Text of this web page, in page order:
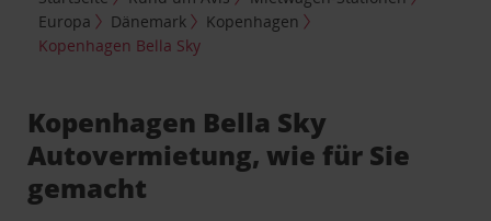
Europa
Dänemark
Kopenhagen
Kopenhagen Bella Sky
Kopenhagen Bella Sky
Autovermietung, wie für Sie
gemacht